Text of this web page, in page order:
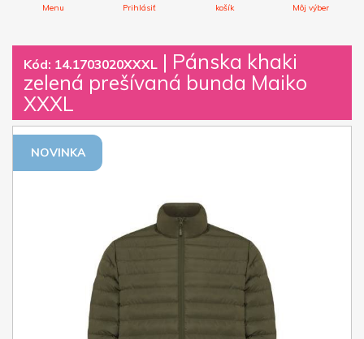
Menu Prihlásiť košík Môj výber
Kód: 14.1703020XXXL | Pánska khaki
zelená prešívaná bunda Maiko
XXXL
NOVINKA